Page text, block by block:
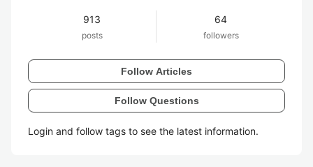
913
posts
64
followers
Follow Articles
Follow Questions
Login and follow tags to see the latest information.